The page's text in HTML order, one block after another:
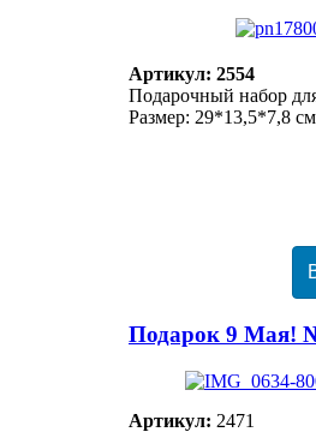
Артикул: 2554
Подарочный набор
Размер: 29*13,5*7,8 см
Подарок 9 Мая!
Артикул: 2471